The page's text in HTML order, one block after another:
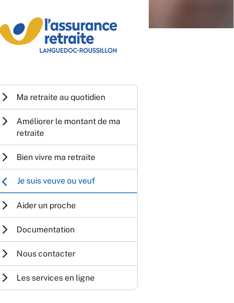
Ma retraite au quotidien
Améliorer le montant de ma
retraite
Bien vivre ma retraite
Je suis veuve ou veuf
Aider un proche
Documentation
Nous contacter
Les services en ligne